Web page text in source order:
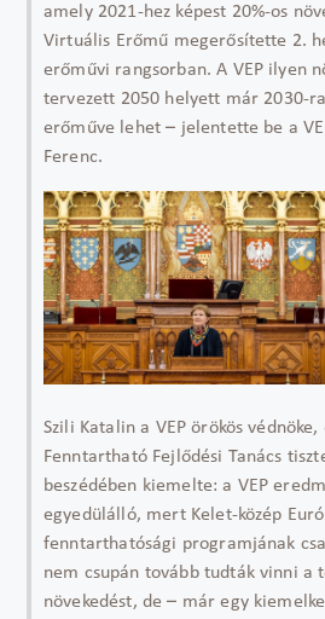
amely 2021-hez képest 20%-os
Virtuális Erőmű megerősítette 2.
erőművi rangsorban. A VEP ilyen
tervezett 2050 helyett már 2030-
erőműve lehet – jelentette be a
Ferenc.
Szili Katalin a VEP örökös
Fenntartható Fejlődési Tanács
beszédében kiemelte: a VEP
egyedülálló, mert Kelet-közép
fenntarthatósági programjának
nem csupán tovább tudták vinni a
növekedést, de – már egy